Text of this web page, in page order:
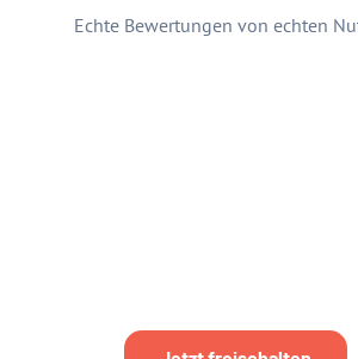
Echte Bewertungen von echten